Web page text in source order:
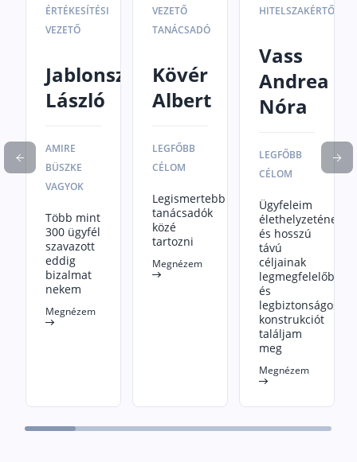
ÉRTÉKESÍTÉSI
VEZETŐ
Jablonszky
László
AMIRE
BÜSZKE
VAGYOK
Több mint
300 ügyfél
szavazott
eddig
bizalmat
nekem
Megnézem
VEZETŐ
TANÁCSADÓ
Kövér
Albert
LEGFŐBB
CÉLOM
Legismertebb
tanácsadók
közé
tartozni
Megnézem
HITELSZAKÉRTŐ
Vass
Andrea
Nóra
LEGFŐBB
CÉLOM
Ügyfeleim
élethelyzetének
és hosszú
távú
céljainak
legmegfelelőbb
és
konstrukciót
találjam
meg
Megnézem